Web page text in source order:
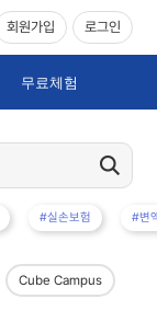
회원가입 로그인
무료체험
#실손보험 #변
Cube Campus